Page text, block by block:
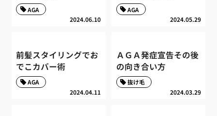
2024.06.10
AGA
2024.05.29
AGA
前髪スタイリングでお
でこカバー術
2024.04.11
AGA
ＡＧＡ発症宣告その後
の向き合い方
2024.03.29
抜け毛